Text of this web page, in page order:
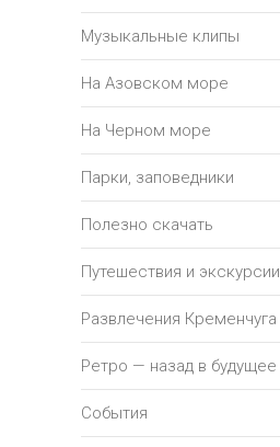
Музыкальные клипы
На Азовском море
На Черном море
Парки, заповедники
Полезно скачать
Путешествия и экскурсии
Развлечения Кременчуга
Ретро — назад в будущее
События